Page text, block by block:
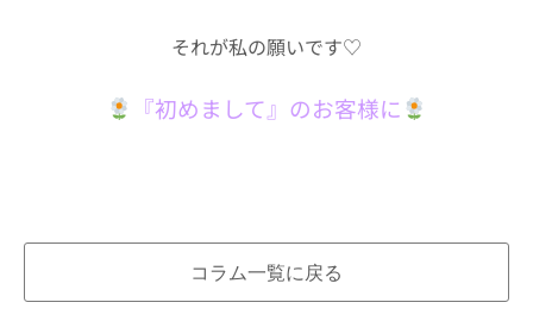
それが私の願いです♡
『初めまして』のお客様に
コラム一覧に戻る